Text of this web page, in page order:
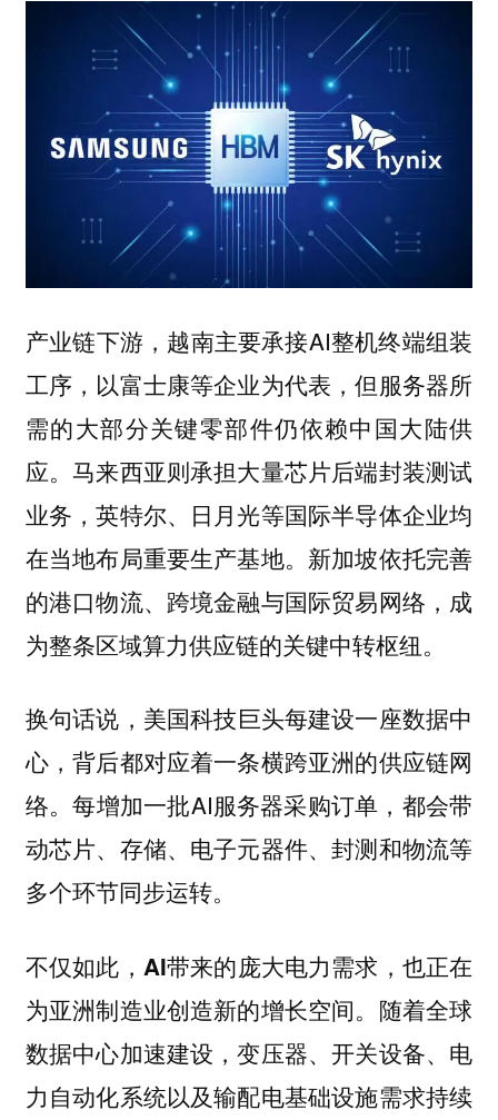
产业链下游，越南主要承接AI整机终端组装
工序，以富士康等企业为代表，但服务器所
需的大部分关键零部件仍依赖中国大陆供
应。马来西亚则承担大量芯片后端封装测试
业务，英特尔、日月光等国际半导体企业均
在当地布局重要生产基地。新加坡依托完善
的港口物流、跨境金融与国际贸易网络，成
为整条区域算力供应链的关键中转枢纽。
换句话说， 美国科技巨头每建设一座数据中
心，背后都对应着一条横跨亚洲的供应链网
络。每增加一批AI服务器采购订单，都会带
动芯片、存储、电子元器件、封测和物流等
多个环节同步运转。
不仅如此， AI带来的庞大电力需求，也正在
为亚洲制造业创造新的增长空间。 随着全球
数据中心加速建设，变压器、开关设备、电
力自动化系统以及输配电基础设施需求持续